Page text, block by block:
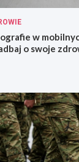
w
o swoje